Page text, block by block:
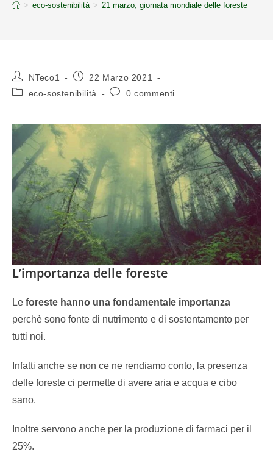
> eco-sostenibilità > 21 marzo, giornata mondiale delle foreste
NTeco1
22 Marzo 2021
eco-sostenibilità
0 commenti
L’importanza delle foreste
Le foreste hanno una fondamentale importanza
perchè sono fonte di nutrimento e di sostentamento per
tutti noi.
Infatti anche se non ce ne rendiamo conto, la presenza
delle foreste ci permette di avere aria e acqua e cibo
sano.
Inoltre servono anche per la produzione di farmaci per il
25%.